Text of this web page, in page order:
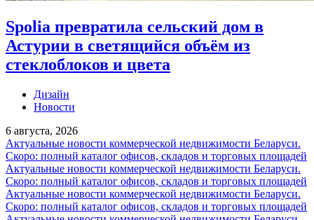
Spolia превратила сельский дом в
Астурии в светящийся объём из
стеклоблоков и цвета
Дизайн
Новости
6 августа, 2026
Актуальные новости коммерческой недвижимости Беларуси.
Скоро: полный каталог офисов, складов и торговых площадей
Актуальные новости коммерческой недвижимости Беларуси.
Скоро: полный каталог офисов, складов и торговых площадей
Актуальные новости коммерческой недвижимости Беларуси.
Скоро: полный каталог офисов, складов и торговых площадей